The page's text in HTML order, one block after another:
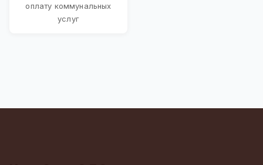
оплату коммунальных
услуг